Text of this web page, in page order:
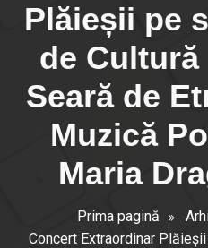
Plăieșii pe
de Cultură
Seară de
Muzică
Maria
Prima pagină
Concert Extraordinar